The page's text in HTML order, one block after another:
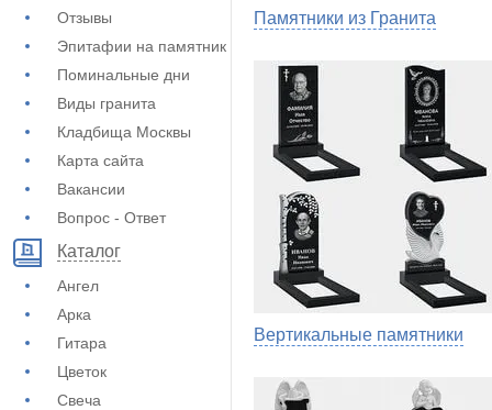
Отзывы
Эпитафии на памятник
Поминальные дни
Виды гранита
Кладбища Москвы
Карта сайта
Вакансии
Вопрос - Ответ
Каталог
Ангел
Арка
Гитара
Цветок
Свеча
Памятники из Гранита
Вертикальные памятники